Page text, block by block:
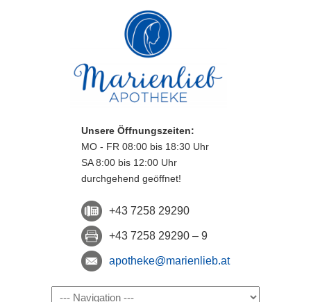
Unsere Öffnungszeiten:
MO - FR 08:00 bis 18:30 Uhr
SA 8:00 bis 12:00 Uhr
durchgehend geöffnet!
+43 7258 29290
+43 7258 29290 – 9
apotheke@marienlieb.at